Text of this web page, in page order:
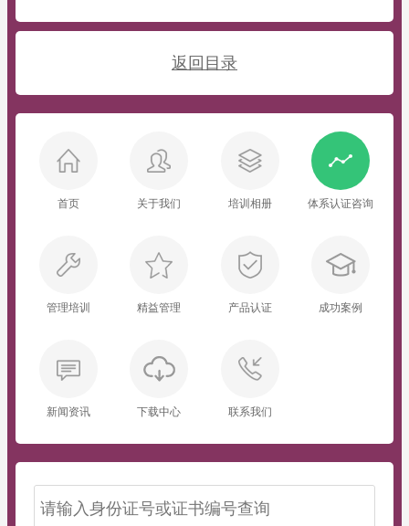
返回目录
首页 关于我们 培训相册 体系认证咨询
管理培训 精益管理 产品认证 成功案例
新闻资讯 下载中心 联系我们